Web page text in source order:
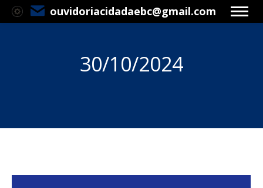
ouvidoriacidadaebc@gmail.com
30/10/2024